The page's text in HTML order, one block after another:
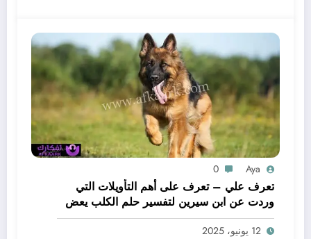
Aya
0
تعرف علي – تعرف على أهم التأويلات التي
وردت عن ابن سيرين لتفسير حلم الكلب يعض
يدي – بالتفصيل
12 يونيو، 2025